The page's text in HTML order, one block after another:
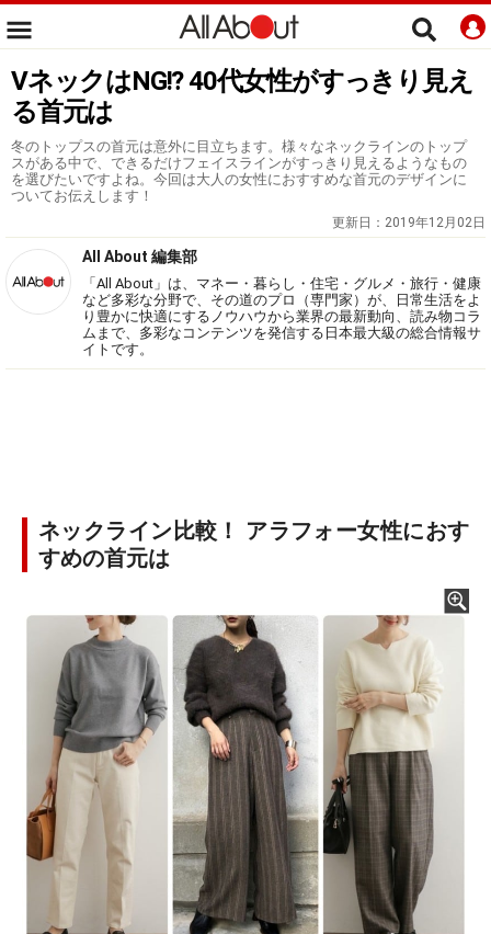
VネックはNG!? 40代女性がすっきり見え
る首元は
冬のトップスの首元は意外に目立ちます。様々なネックラインのトップ
スがある中で、できるだけフェイスラインがすっきり見えるようなもの
を選びたいですよね。今回は大人の女性におすすめな首元のデザインに
ついてお伝えします！
更新日： 2019年12月02日
All About 編集部
「All About」は、マネー・暮らし・住宅・グルメ・旅行・健康
など多彩な分野で、その道のプロ（専門家）が、日常生活をよ
り豊かに快適にするノウハウから業界の最新動向、読み物コラ
ムまで、多彩なコンテンツを発信する日本最大級の総合情報サ
イトです。
ネックライン比較！ アラフォー女性におす
すめの首元は